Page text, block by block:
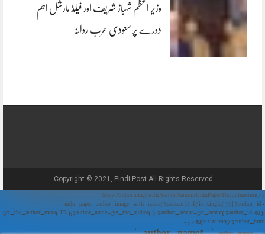
وزیر اعظم شہباز شریف اور فیلڈ مارشل اہم
دورے پر سعودی عرب روانہ
Copyright © 2021, Pindi Post All Rights Reserved.
// Show Author Image with Author Name in UrduPaper Theme function
urdu_paper_author_image_with_name($content) { if (is_single()) { $author_id =
get_the_author_meta('ID'); $author_name = get_the_author(); $author_avatar = get_avatar($author_id, 48);
// 48px size image $author_html = '
' . $author_avatar . '